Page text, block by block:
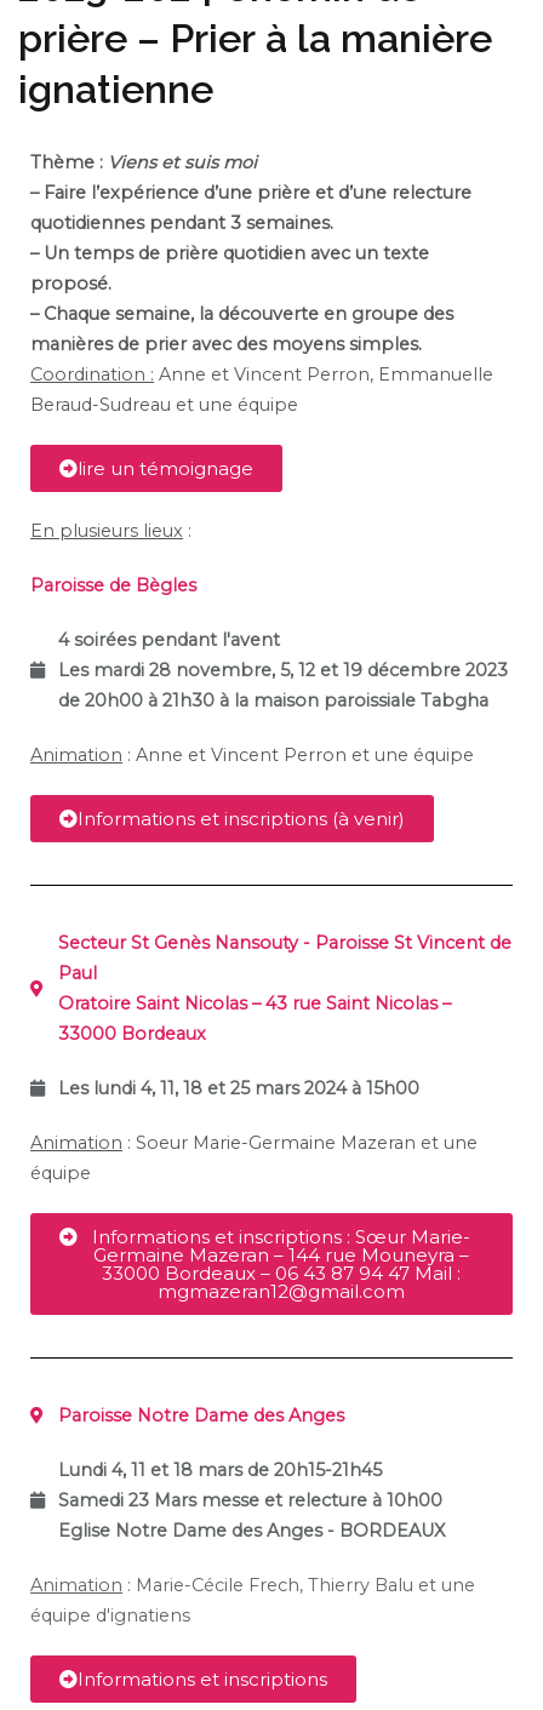
prière – Prier à la manière
ignatienne
Thème : Viens et suis moi
– Faire l’expérience d’une prière et d’une relecture
quotidiennes pendant 3 semaines.
– Un temps de prière quotidien avec un texte
proposé.
– Chaque semaine, la découverte en groupe des
manières de prier avec des moyens simples.
Coordination : Anne et Vincent Perron, Emmanuelle
Beraud-Sudreau et une équipe
lire un témoignage
En plusieurs lieux :
Paroisse de Bègles
4 soirées pendant l'avent
Les mardi 28 novembre, 5, 12 et 19 décembre 2023
de 20h00 à 21h30 à la maison paroissiale Tabgha
Animation : Anne et Vincent Perron et une équipe
Informations et inscriptions (à venir)
Secteur St Genès Nansouty - Paroisse St Vincent de
Paul
Oratoire Saint Nicolas – 43 rue Saint Nicolas –
33000 Bordeaux
Les lundi 4, 11, 18 et 25 mars 2024 à 15h00
Animation : Soeur Marie-Germaine Mazeran et une
équipe
Informations et inscriptions : Sœur Marie-
Germaine Mazeran – 144 rue Mouneyra –
33000 Bordeaux – 06 43 87 94 47 Mail :
mgmazeran12@gmail.com
Paroisse Notre Dame des Anges
Lundi 4, 11 et 18 mars de 20h15-21h45
Samedi 23 Mars messe et relecture à 10h00
Eglise Notre Dame des Anges - BORDEAUX
Animation : Marie-Cécile Frech, Thierry Balu et une
équipe d'ignatiens
Informations et inscriptions